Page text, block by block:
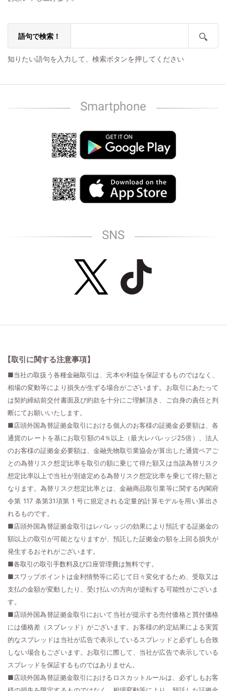
語句で検索！
知りたい語句を入力して、検索ボタンを押してください
Smartphone
SNS
【取引に関する注意事項】
■当社の取扱う各種金融取引は、元本や利益を保証するものではなく、
相場の変動等により損失が生ずる場合がございます。お取引にあたって
は契約締結前交付書面及び約款を十分にご理解頂き、ご自身の責任と判
断にてお願いいたします。
■店頭外国為替証拠金取引における個人のお客様の証拠金必要額は、各
通貨のレートを基にお取引額の4％以上（最大レバレッジ25倍）、法人
のお客様の証拠金必要額は、金融先物取引業協会が算出した通貨ペアご
との為替リスク想定比率を取引の額に乗じて得た額又は当該為替リスク
想定比率以上で当社が別途定める為替リスク想定比率を乗じて得た額と
なります。為替リスク想定比率とは、金融商品取引業等に関する内閣府
令第 117 条第31項第 1 号に規定される定量的計算モデルを用い算出さ
れるものです。
■店頭外国為替証拠金取引はレバレッジの効果により預託する証拠金の
額以上の取引が可能となりますが、預託した証拠金の額を上回る損失が
発生するおそれがございます。
■各取引の取引手数料及び口座管理費は無料です。
■スワップポイントは金利情勢等に応じて日々変化するため、受取又は
支払の金額が変動したり、受け払いの方向が逆転する可能性がございま
す。
■店頭外国為替証拠金取引において当社が提示する売付価格と買付価格
には価格差（スプレッド）がございます。お客様の約定結果による実質
的なスプレッドは当社が広告で表示しているスプレッドと必ずしも合致
しない場合もございます。お取引に際して、当社が広告で表示している
スプレッドを保証するものではありません。
■店頭外国為替証拠金取引におけるロスカットルールは、必ずしもお客